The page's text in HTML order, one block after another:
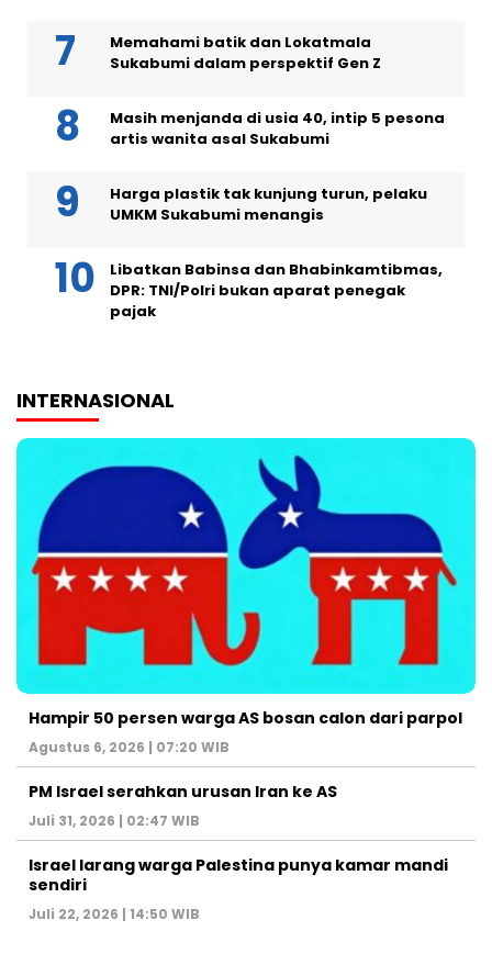
Memahami batik dan Lokatmala
Sukabumi dalam perspektif Gen Z
Masih menjanda di usia 40, intip 5 pesona
artis wanita asal Sukabumi
Harga plastik tak kunjung turun, pelaku
UMKM Sukabumi menangis
Libatkan Babinsa dan Bhabinkamtibmas,
DPR: TNI/Polri bukan aparat penegak
pajak
INTERNASIONAL
Hampir 50 persen warga AS bosan calon dari parpol
Agustus 6, 2026 | 07:20 WIB
PM Israel serahkan urusan Iran ke AS
Juli 31, 2026 | 02:47 WIB
Israel larang warga Palestina punya kamar mandi
sendiri
Juli 22, 2026 | 14:50 WIB